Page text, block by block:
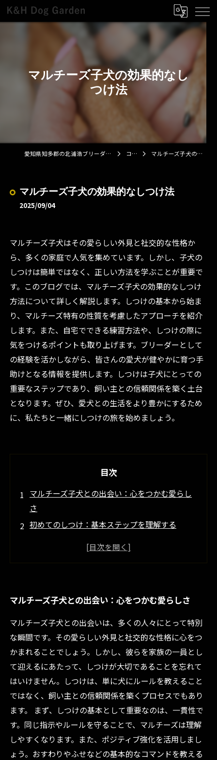
マルチーズ子犬の効果的なし
つけ法
愛知県知多郡の北浦浩ブリーダーならK&H Dog Garden コラム マルチーズ子犬の効果的なしつけ法
マルチーズ子犬の効果的なしつけ法
2025/09/04
マルチーズ子犬はその愛らしい外見と社交的な性格か
ら、多くの家庭で人気を集めています。しかし、子犬の
しつけは簡単ではなく、正しい方法を学ぶことが重要で
す。このブログでは、マルチーズ子犬の効果的なしつけ
方法について詳しく解説します。しつけの基本から始ま
り、マルチーズ特有の性質を考慮したアプローチを紹介
します。また、自宅でできる練習方法や、しつけの際に
気をつけるポイントも取り上げます。ブリーダーとして
の経験を活かしながら、皆さんの愛犬が健やかに育つ手
助けとなる情報を提供します。しつけは子犬にとっての
重要なステップであり、飼い主との信頼関係を築く土台
となります。ぜひ、愛犬との生活をより豊かにするため
に、私たちと一緒にしつけの旅を始めましょう。
目次
マルチーズ子犬との出会い：心をつかむ愛らし
さ
初めてのしつけ：基本ステップを理解する
マルチーズ特有の性格を考慮したしつけ法
しつけの成功：愛犬との幸せな生活のために
マルチーズ子犬との出会い：心をつかむ愛らしさ
マルチーズ子犬との出会いは、多くの人々にとって特別
な瞬間です。その愛らしい外見と社交的な性格に心をつ
かまれることでしょう。しかし、彼らを家族の一員とし
て迎えるにあたって、しつけが大切であることを忘れて
はいけません。しつけは、単に犬にルールを教えること
ではなく、飼い主との信頼関係を築くプロセスでもあり
ます。 まず、しつけの基本として重要なのは、一貫性で
す。同じ指示やルールを守ることで、マルチーズは理解
しやすくなります。また、ポジティブ強化を活用しまし
ょう。おすわりやふせなどの基本的なコマンドを教える